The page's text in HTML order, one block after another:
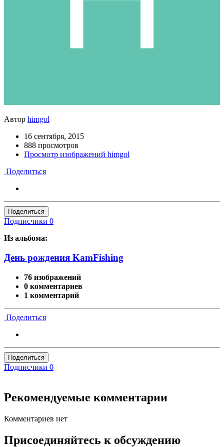
Автор himgol
16 сентября, 2015
888 просмотров
Просмотр изображений himgol
Поделиться
Поделиться
Подписчики 0
Из альбома:
День рождения KamFishing
76 изображений
0 комментариев
1 комментарий
Поделиться
Поделиться
Подписчики 0
Рекомендуемые комментарии
Комментариев нет
Присоединяйтесь к обсуждению